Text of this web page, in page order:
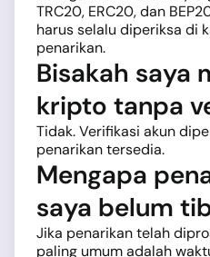
TRC20, ERC20, dan
harus selalu diperiksa di
penarikan.
Bisakah saya
kripto tanpa
Tidak. Verifikasi akun
penarikan tersedia.
Mengapa
saya belum
Jika penarikan telah
paling umum adalah